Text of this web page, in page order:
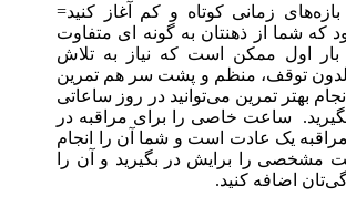
زمانی کوتاه و کم آغاز کنید=
که شما از ذهنتان به گونه ای متفاوت
بار اول ممکن است که نیاز به تلاش
لدون توقف، منظم و پشت سر هم تمرین
بهتر تمرین می‌توانید در روز ساعاتی
ساعت خاصی را برای مراقبه در
یک عادت است و شما آن را انجام
مشخصی را برایش در بگیرید و آن را
اضافه کنید.